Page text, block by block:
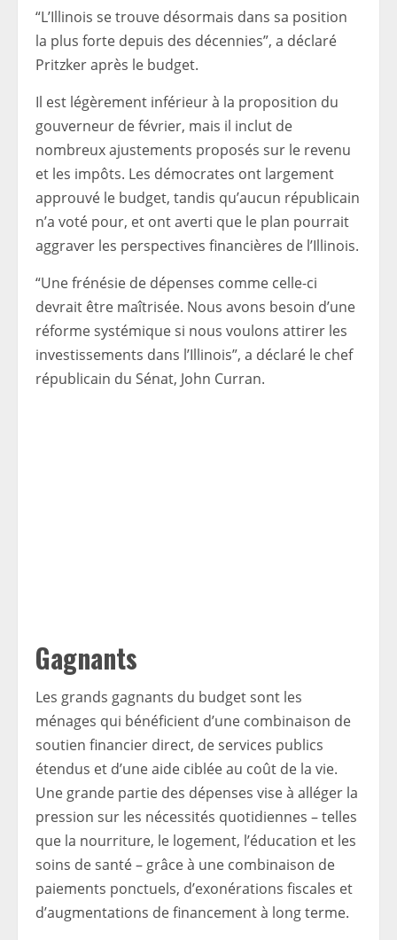
“L’Illinois se trouve désormais dans sa position
la plus forte depuis des décennies”, a déclaré
Pritzker après le budget.
Il est légèrement inférieur à la proposition du
gouverneur de février, mais il inclut de
nombreux ajustements proposés sur le revenu
et les impôts. Les démocrates ont largement
approuvé le budget, tandis qu’aucun républicain
n’a voté pour, et ont averti que le plan pourrait
aggraver les perspectives financières de l’Illinois.
“Une frénésie de dépenses comme celle-ci
devrait être maîtrisée. Nous avons besoin d’une
réforme systémique si nous voulons attirer les
investissements dans l’Illinois”, a déclaré le chef
républicain du Sénat, John Curran.
Gagnants
Les grands gagnants du budget sont les
ménages qui bénéficient d’une combinaison de
soutien financier direct, de services publics
étendus et d’une aide ciblée au coût de la vie.
Une grande partie des dépenses vise à alléger la
pression sur les nécessités quotidiennes – telles
que la nourriture, le logement, l’éducation et les
soins de santé – grâce à une combinaison de
paiements ponctuels, d’exonérations fiscales et
d’augmentations de financement à long terme.